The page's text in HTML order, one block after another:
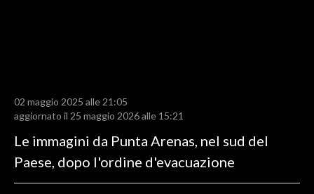
RISULTATI E CLASSIFICHE
CALCIO REGIONALE
BASKET
02 maggio 2025 alle 21:05
aggiornato il 25 maggio 2026 alle 15:21
Le immagini da Punta Arenas, nel sud del
Paese, dopo l'ordine d'evacuazione